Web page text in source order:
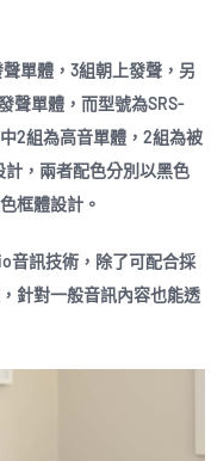
單體，3組朝上發聲，另
聲單體，而型號為SRS-
2組為高音單體，2組為被
，兩者配色分別以黑色
框體設計。
音訊技術，除了可配合採
針對一般音訊內容也能透